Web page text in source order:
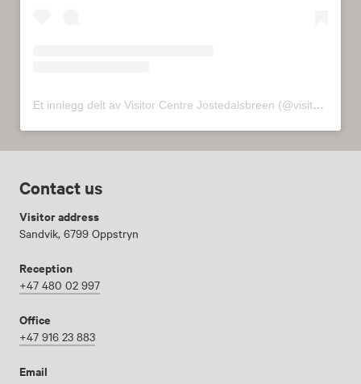
Et innlegg delt av Visitor Centre Jostedalsbreen (@visitorcenterjostedalsbreen)
Contact us
Visitor address
Sandvik, 6799 Oppstryn
Reception
+47 480 02 997
Office
+47 916 23 883
Email